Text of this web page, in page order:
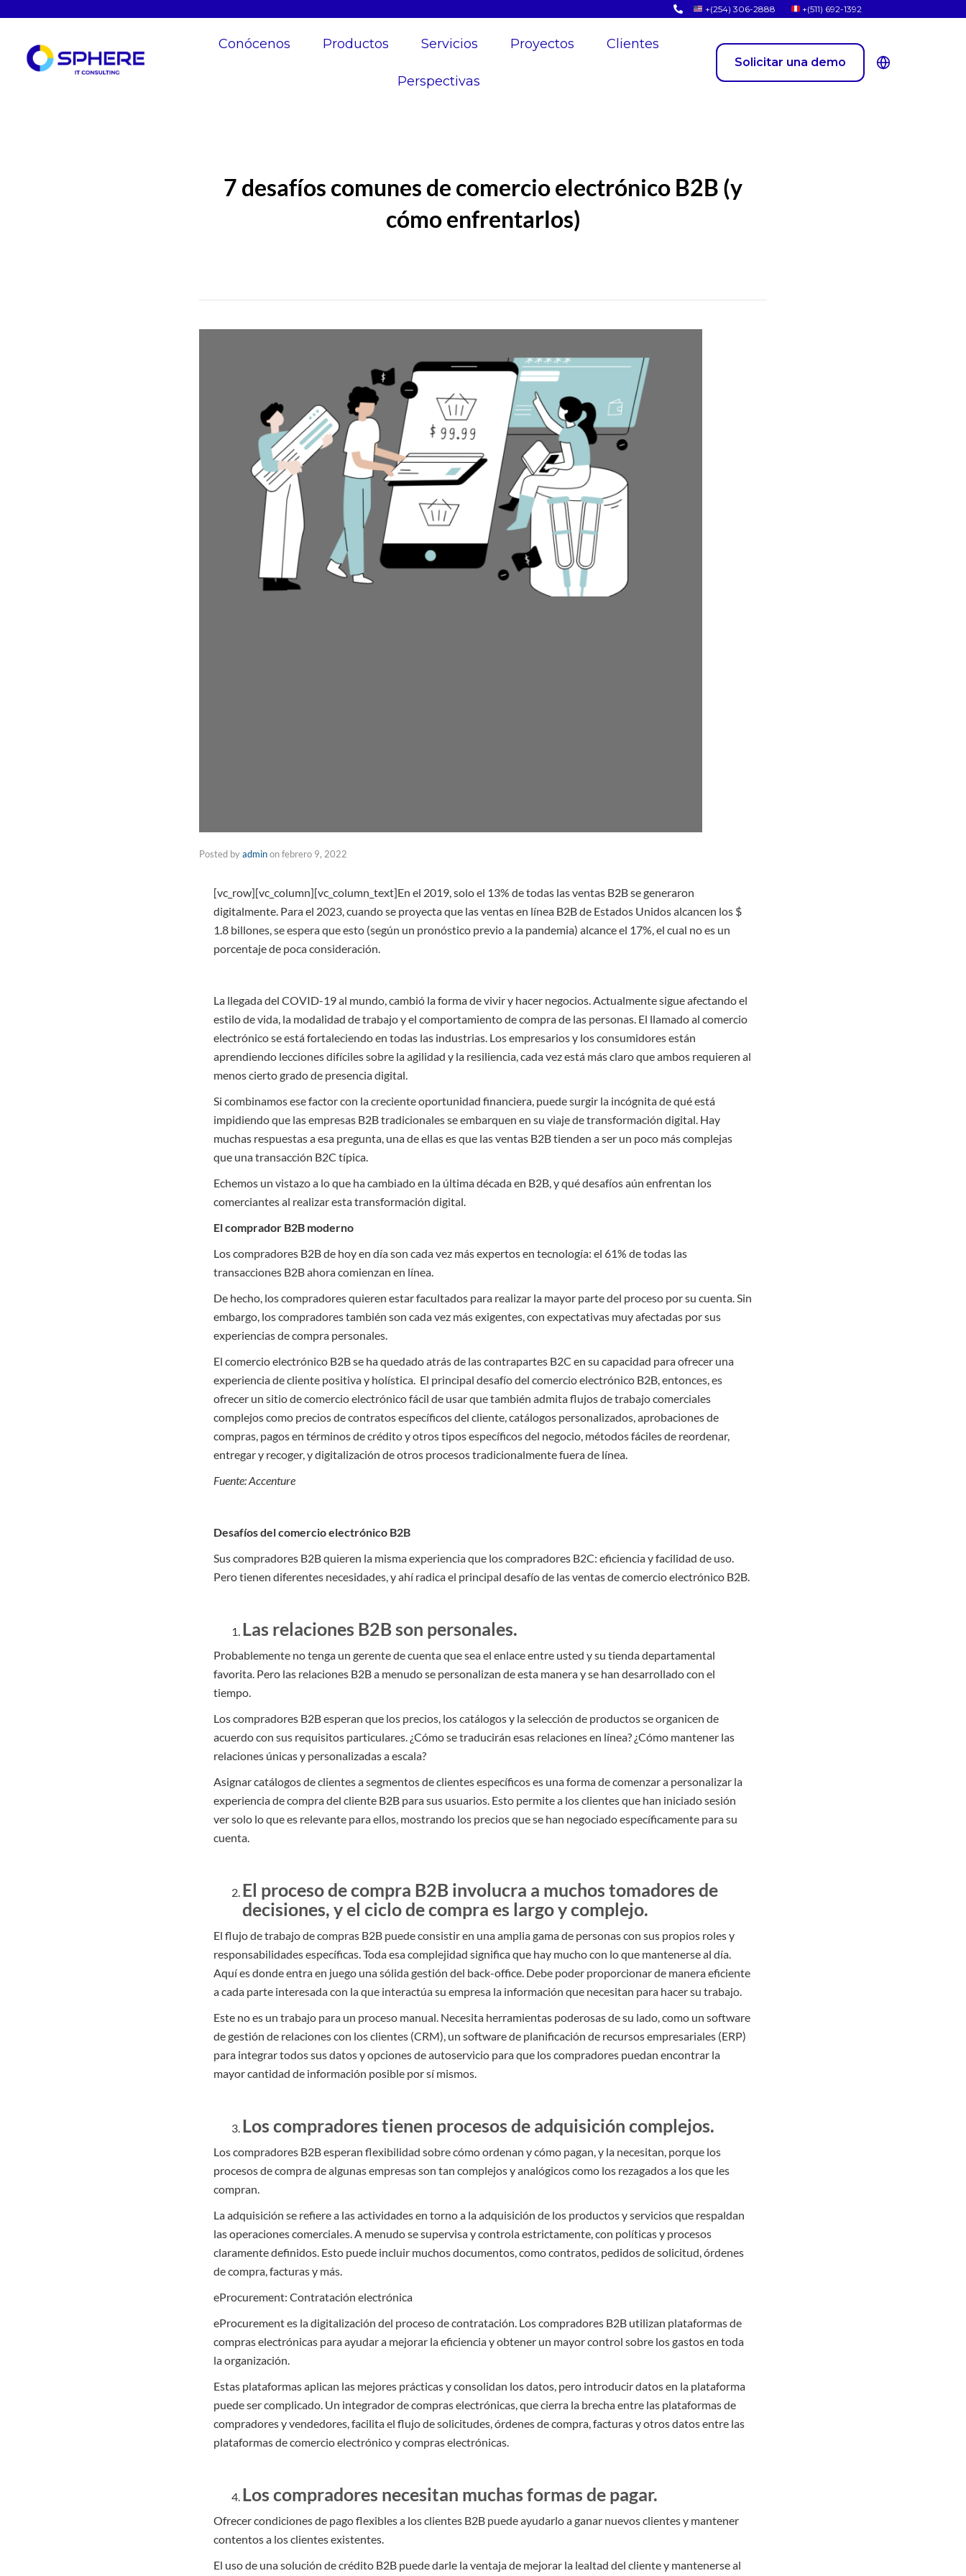
+(254) 306-2888 +(511) 692-1392
Conócenos Productos Servicios Proyectos Clientes
Perspectivas
Solicitar una demo
7 desafíos comunes de comercio electrónico B2B (y
cómo enfrentarlos)
Posted byadminonfebrero 9, 2022
[vc_row][vc_column][vc_column_text]En el 2019, solo el 13% de todas las ventas B2B se generaron
digitalmente. Para el 2023, cuando se proyecta que las ventas en línea B2B de Estados Unidos alcancen los $
1.8 billones, se espera que esto (según un pronóstico previo a la pandemia) alcance el 17%, el cual no es un
porcentaje de poca consideración.
La llegada del COVID-19 al mundo, cambió la forma de vivir y hacer negocios. Actualmente sigue afectando el
estilo de vida, la modalidad de trabajo y el comportamiento de compra de las personas. El llamado al comercio
electrónico se está fortaleciendo en todas las industrias. Los empresarios y los consumidores están
aprendiendo lecciones difíciles sobre la agilidad y la resiliencia, cada vez está más claro que ambos requieren al
menos cierto grado de presencia digital.
Si combinamos ese factor con la creciente oportunidad financiera, puede surgir la incógnita de qué está
impidiendo que las empresas B2B tradicionales se embarquen en su viaje de transformación digital. Hay
muchas respuestas a esa pregunta, una de ellas es que las ventas B2B tienden a ser un poco más complejas
que una transacción B2C típica.
Echemos un vistazo a lo que ha cambiado en la última década en B2B, y qué desafíos aún enfrentan los
comerciantes al realizar esta transformación digital.
El comprador B2B moderno
Los compradores B2B de hoy en día son cada vez más expertos en tecnología: el 61% de todas las
transacciones B2B ahora comienzan en línea.
De hecho, los compradores quieren estar facultados para realizar la mayor parte del proceso por su cuenta. Sin
embargo, los compradores también son cada vez más exigentes, con expectativas muy afectadas por sus
experiencias de compra personales.
El comercio electrónico B2B se ha quedado atrás de las contrapartes B2C en su capacidad para ofrecer una
experiencia de cliente positiva y holística. El principal desafío del comercio electrónico B2B, entonces, es
ofrecer un sitio de comercio electrónico fácil de usar que también admita flujos de trabajo comerciales
complejos como precios de contratos específicos del cliente, catálogos personalizados, aprobaciones de
compras, pagos en términos de crédito y otros tipos específicos del negocio, métodos fáciles de reordenar,
entregar y recoger, y digitalización de otros procesos tradicionalmente fuera de línea.
Fuente: Accenture
Desafíos del comercio electrónico B2B
Sus compradores B2B quieren la misma experiencia que los compradores B2C: eficiencia y facilidad de uso.
Pero tienen diferentes necesidades, y ahí radica el principal desafío de las ventas de comercio electrónico B2B.
Las relaciones B2B son personales.
Probablemente no tenga un gerente de cuenta que sea el enlace entre usted y su tienda departamental
favorita. Pero las relaciones B2B a menudo se personalizan de esta manera y se han desarrollado con el
tiempo.
Los compradores B2B esperan que los precios, los catálogos y la selección de productos se organicen de
acuerdo con sus requisitos particulares. ¿Cómo se traducirán esas relaciones en línea? ¿Cómo mantener las
relaciones únicas y personalizadas a escala?
Asignar catálogos de clientes a segmentos de clientes específicos es una forma de comenzar a personalizar la
experiencia de compra del cliente B2B para sus usuarios. Esto permite a los clientes que han iniciado sesión
ver solo lo que es relevante para ellos, mostrando los precios que se han negociado específicamente para su
cuenta.
El proceso de compra B2B involucra a muchos tomadores de
decisiones, y el ciclo de compra es largo y complejo.
El flujo de trabajo de compras B2B puede consistir en una amplia gama de personas con sus propios roles y
responsabilidades específicas. Toda esa complejidad significa que hay mucho con lo que mantenerse al día.
Aquí es donde entra en juego una sólida gestión del back-office. Debe poder proporcionar de manera eficiente
a cada parte interesada con la que interactúa su empresa la información que necesitan para hacer su trabajo.
Este no es un trabajo para un proceso manual. Necesita herramientas poderosas de su lado, como un software
de gestión de relaciones con los clientes (CRM), un software de planificación de recursos empresariales (ERP)
para integrar todos sus datos y opciones de autoservicio para que los compradores puedan encontrar la
mayor cantidad de información posible por sí mismos.
Los compradores tienen procesos de adquisición complejos.
Los compradores B2B esperan flexibilidad sobre cómo ordenan y cómo pagan, y la necesitan, porque los
procesos de compra de algunas empresas son tan complejos y analógicos como los rezagados a los que les
compran.
La adquisición se refiere a las actividades en torno a la adquisición de los productos y servicios que respaldan
las operaciones comerciales. A menudo se supervisa y controla estrictamente, con políticas y procesos
claramente definidos. Esto puede incluir muchos documentos, como contratos, pedidos de solicitud, órdenes
de compra, facturas y más.
eProcurement: Contratación electrónica
eProcurement es la digitalización del proceso de contratación. Los compradores B2B utilizan plataformas de
compras electrónicas para ayudar a mejorar la eficiencia y obtener un mayor control sobre los gastos en toda
la organización.
Estas plataformas aplican las mejores prácticas y consolidan los datos, pero introducir datos en la plataforma
puede ser complicado. Un integrador de compras electrónicas, que cierra la brecha entre las plataformas de
compradores y vendedores, facilita el flujo de solicitudes, órdenes de compra, facturas y otros datos entre las
plataformas de comercio electrónico y compras electrónicas.
Los compradores necesitan muchas formas de pagar.
Ofrecer condiciones de pago flexibles a los clientes B2B puede ayudarlo a ganar nuevos clientes y mantener
contentos a los clientes existentes.
El uso de una solución de crédito B2B puede darle la ventaja de mejorar la lealtad del cliente y mantenerse al